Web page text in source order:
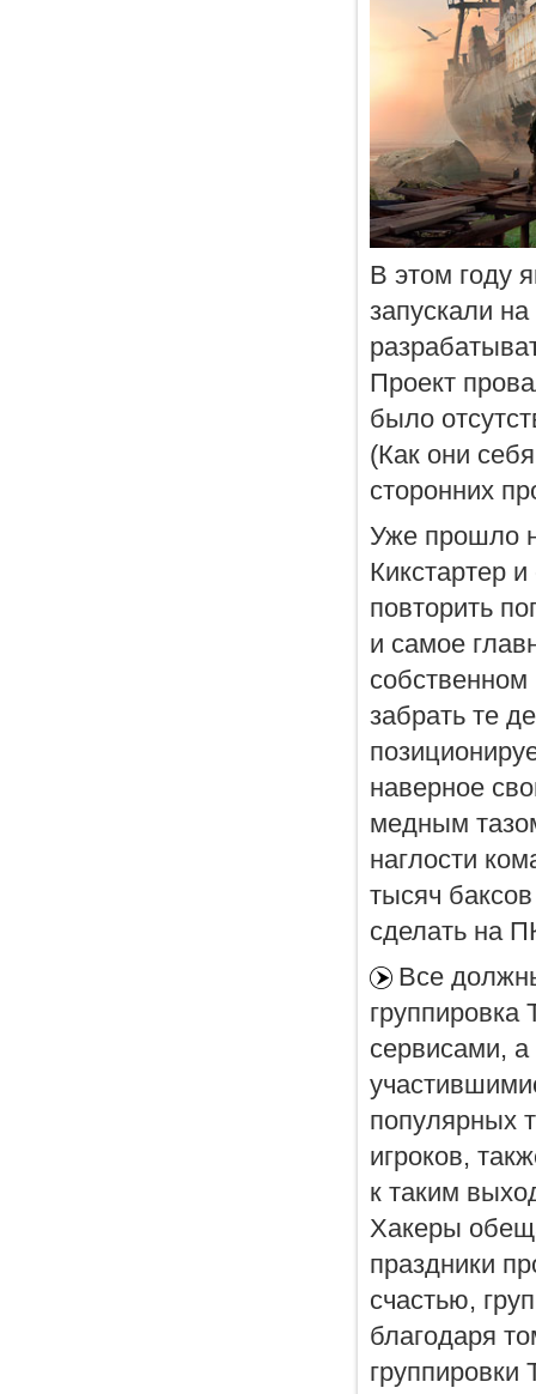
В этом году
запускали
Проект
было
(Как они
сторонних
Уже прошло
Кикстартер
повторить
и самое
забрать те
наверное
медным
наглости
тысяч
сделать на
Все
сервисами,
популярных
игроков,
к таким
Хакеры
праздники
счастью,
благодаря
группировки